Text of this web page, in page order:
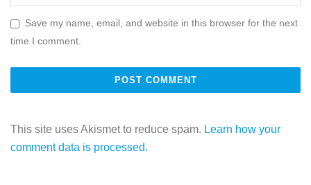
Save my name, email, and website in this browser for the next
time I comment.
This site uses Akismet to reduce spam. Learn how your
comment data is processed.